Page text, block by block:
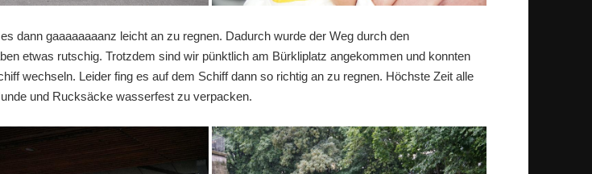
dann gaaaaaaaanz leicht an zu regnen. Dadurch wurde der Weg durch den
etwas rutschig. Trotzdem sind wir pünktlich am Bürkliplatz angekommen und konnten
wechseln. Leider fing es auf dem Schiff dann so richtig an zu regnen. Höchste Zeit alle
und Rucksäcke wasserfest zu verpacken.